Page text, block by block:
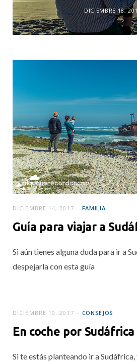
DICIEMBRE 18,
FAMILIA
DICIEMBRE 14, 2017
Guía para viajar a
Si aún tienes alguna duda para ir a
despejarla con esta guía
CONSEJOS
DICIEMBRE 10, 2017
En coche por Sudáfrica
Si te estás planteando ir a